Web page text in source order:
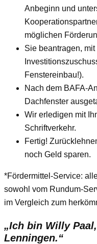
Anbeginn und
möglichen
Sie beantragen,
Fenstereinbau!).
Nach dem BAFA-
Dachfenster
Wir erledigen mit
Schriftverkehr.
Fertig!
noch Geld sparen.
*Fördermittel-Service:
sowohl vom Rundum-
im Vergleich zum
„Ich bin Willy Paa
Lenningen.“